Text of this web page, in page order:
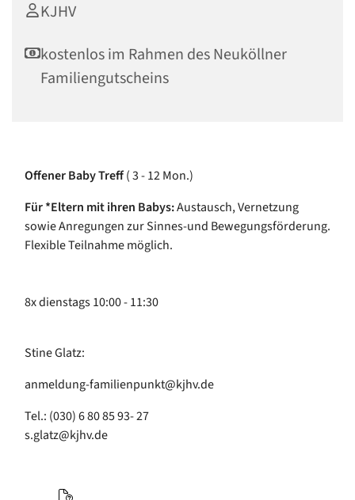
KJHV
kostenlos im Rahmen des Neuköllner
Familiengutscheins
Offener Baby Treff( 3 - 12 Mon.)
Für *Eltern mit ihren Babys:Austausch, Vernetzung
sowie Anregungen zur Sinnes-und Bewegungsförderung.
Flexible Teilnahme möglich.
8x dienstags 10:00 - 11:30
Stine Glatz:
anmeldung-familienpunkt@kjhv.de
Tel.: (030) 6 80 85 93- 27
s.glatz@kjhv.de